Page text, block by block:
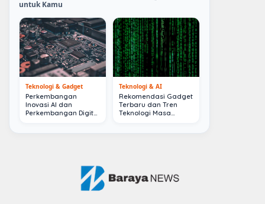
untuk Kamu
Teknologi & Gadget
Perkembangan
Inovasi AI dan
Perkembangan Digital
Teknologi & AI
Rekomendasi Gadget
Terbaru dan Tren
Teknologi Masa